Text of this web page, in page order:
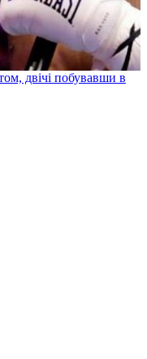
двічі побувавши в